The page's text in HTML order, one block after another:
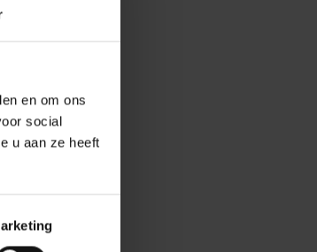
en om ons
social
u aan ze heeft